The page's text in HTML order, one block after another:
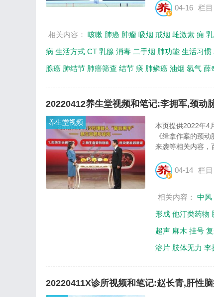
04-16 栏
相关内容： 咳嗽 肺癌 肿瘤 吸烟 戒烟 雌激素 痈
病 生活方式 CT 乳腺 消毒 二手烟 肺功能 生活习惯
腺癌 肺结节 肺癌筛查 结节 痰 肺鳞癌 油烟 氡气 薛
20220412养生堂视频和笔记:李拥军,颈动
养生堂视频
本页提供2022年4
《缉拿作案的颈
来袭等相关内容，
04-14 栏
相关内容： 中风
形成 他汀类药物
超声 麻木 挂号
溶片 肢体无力 李
20220411X诊所视频和笔记:赵长青,肝性